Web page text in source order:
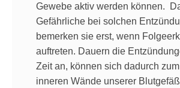
Gewebe aktiv werden können.
Gefährliche bei solchen
bemerken sie erst, wenn
auftreten. Dauern die
Zeit an, können sich dadurch
inneren Wände unserer